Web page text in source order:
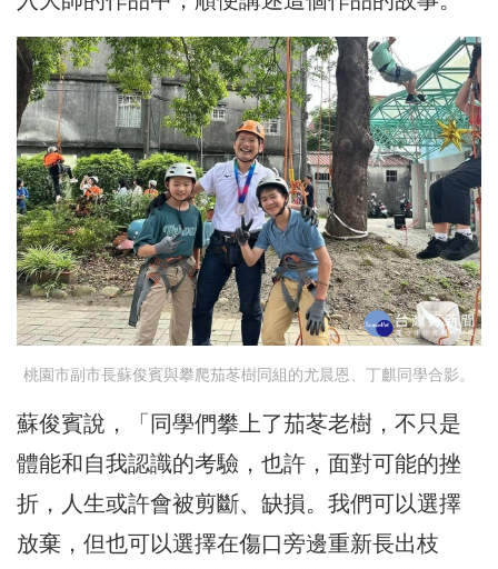
桃園市副市長蘇俊賓與攀爬茄苳樹同組的尤晨恩、丁麒同學合影。
蘇俊賓說，「同學們攀上了茄苳老樹，不只是
體能和自我認識的考驗，也許，面對可能的挫
折，人生或許會被剪斷、缺損。我們可以選擇
放棄，但也可以選擇在傷口旁邊重新長出枝